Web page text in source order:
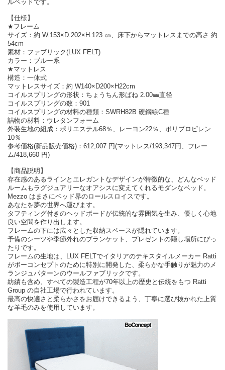
ルベッドです。
【仕様】
★フレーム
サイズ：約 W.153×D.202×H.123 ㎝、床下からマットレスまでの高さ 約
54cm
素材：ファブリック(LUX FELT)
カラー：ブルー系
★マットレス
構造：一体式
マットレスサイズ：約 W140×D200×H22cm
コイルスプリングの形状：ちょうちん形ばね 2.00㎜直径
コイルスプリングの数：901
コイルスプリングの材料の種類：SWRH82B 硬鋼線C種
詰物の材料：ウレタンフォーム
外装生地の組成：ポリエステル68％、レーヨン22％、ポリプロピレン
10％
参考価格(新品販売価格)：612,007 円(マットレス/193,347円、フレー
ム/418,660 円)
【商品説明】
存在感のあるラインとエレガントなデザインが特徴的な、どんなベッド
ルームもラグジュアリーなオアシスに変えてくれるモダンなベッド。
Mezzo はまさにベッド界のロールスロイスです。
あなたを夢の世界へ運びます。
タフティング付きのヘッドボードが伝統的な雰囲気を生み、優しく心地
良い空間を作り出します。
フレームの下には広々とした収納スペースが隠れています。
予備のシーツや季節外れのブランケット、プレゼントの隠し場所にぴっ
たりです。
フレームの生地は、LUX FELTでイタリアのテキスタイルメーカー Ratti
がボーコンセプトのために特別に開発した、柔らかな手触りが魅力のメ
ランジュパターンのウールファブリックです。
紡績も含め、すべての製造工程が70年以上の歴史と伝統をもつ Ratti
Group の自社工場で行われています。
最高の快適さと柔らかさをお届けできるよう、丁寧に選び抜かれた上質
な羊毛のみを使用しています。